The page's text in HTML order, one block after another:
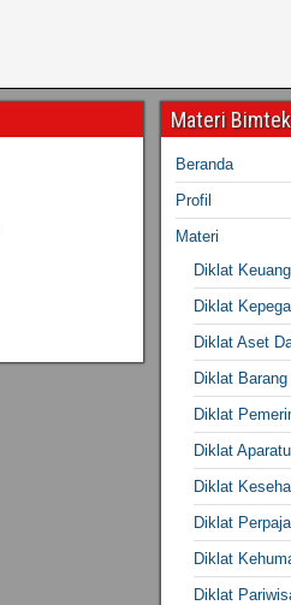
Materi Bimtek
Beranda
Profil
Materi
Diklat
Diklat
Diklat Aset
Diklat
Diklat
Diklat
Diklat
Diklat
Diklat
Diklat